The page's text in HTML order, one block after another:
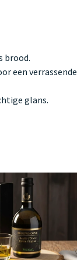
brood.
een verrassende
glans.